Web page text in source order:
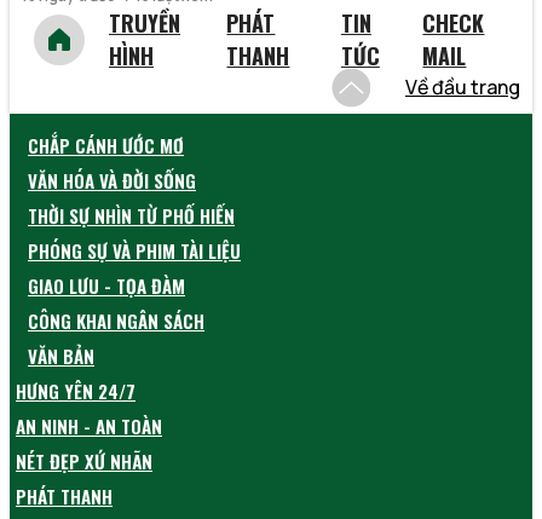
TRUYỀN
HÌNH
PHÁT
THANH
TIN
TỨC
CHECK
MAIL
Về đầu trang
CHẮP CÁNH ƯỚC MƠ
VĂN HÓA VÀ ĐỜI SỐNG
THỜI SỰ NHÌN TỪ PHỐ HIẾN
PHÓNG SỰ VÀ PHIM TÀI LIỆU
GIAO LƯU - TỌA ĐÀM
CÔNG KHAI NGÂN SÁCH
VĂN BẢN
HƯNG YÊN 24/7
AN NINH - AN TOÀN
NÉT ĐẸP XỨ NHÃN
PHÁT THANH